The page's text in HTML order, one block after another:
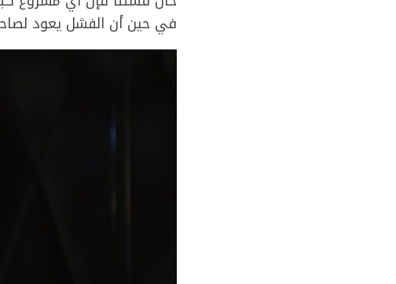
في حين أن الفشل يعود